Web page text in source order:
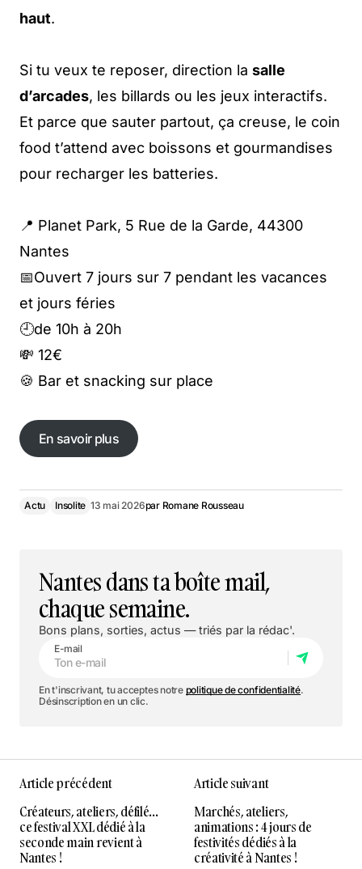
haut.
Si tu veux te reposer, direction la salle
d’arcades, les billards ou les jeux interactifs.
Et parce que sauter partout, ça creuse, le coin
food t’attend avec boissons et gourmandises
pour recharger les batteries.
📍 Planet Park, 5 Rue de la Garde, 44300
Nantes
📅Ouvert 7 jours sur 7 pendant les vacances
et jours féries
🕘de 10h à 20h
💸 12€
🍪 Bar et snacking sur place
En savoir plus
En savoir plus
Actu Insolite 13 mai 2026par Romane Rousseau
Nantes dans ta boîte mail,
chaque semaine.
Bons plans, sorties, actus — triés par la rédac'.
E-mail
En t'inscrivant, tu acceptes notre politique de confidentialité.
Désinscription en un clic.
Article précédent
Créateurs, ateliers, défilé…
ce festival XXL dédié à la
seconde main revient à
Nantes !
Article suivant
Marchés, ateliers,
animations : 4 jours de
festivités dédiés à la
créativité à Nantes !